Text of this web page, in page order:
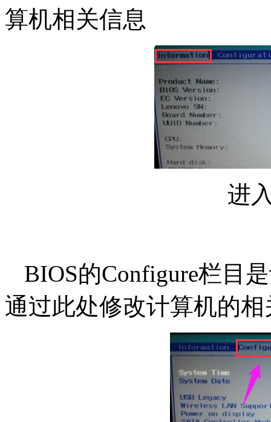
算机相关信息
进
BIOS的Configure栏目
通过此处修改计算机的相